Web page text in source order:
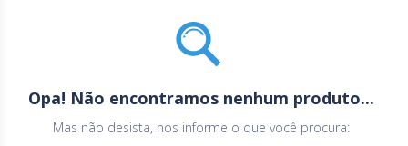
Opa! Não encontramos nenhum produto...
Mas não desista, nos informe o que você procura: